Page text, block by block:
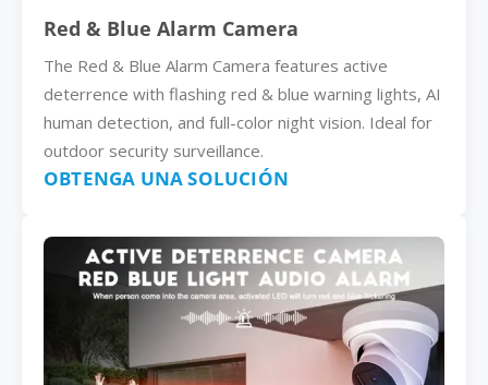
Red & Blue Alarm Camera
The Red & Blue Alarm Camera features active
deterrence with flashing red & blue warning lights, AI
human detection, and full-color night vision. Ideal for
outdoor security surveillance.
OBTENGA UNA SOLUCIÓN